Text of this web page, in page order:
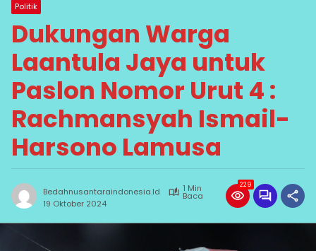
Politik
Dukungan Warga
Laantula Jaya untuk
Paslon Nomor Urut 4 :
Rachmansyah Ismail-
Harsono Lamusa
Bedahnusantaraindonesia.id 1 Min
Baca
19 Oktober 2024
229